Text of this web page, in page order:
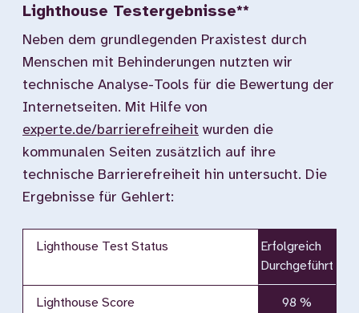
Lighthouse Testergebnisse**
Neben dem grundlegenden Praxistest durch
Menschen mit Behinderungen nutzten wir
technische Analyse-Tools für die Bewertung der
Internetseiten. Mit Hilfe von
experte.de/barrierefreiheit wurden die
kommunalen Seiten zusätzlich auf ihre
technische Barrierefreiheit hin untersucht. Die
Ergebnisse für Gehlert:
Lighthouse Test Status
Erfolgreich
Durchgeführt
Lighthouse Score 98 %